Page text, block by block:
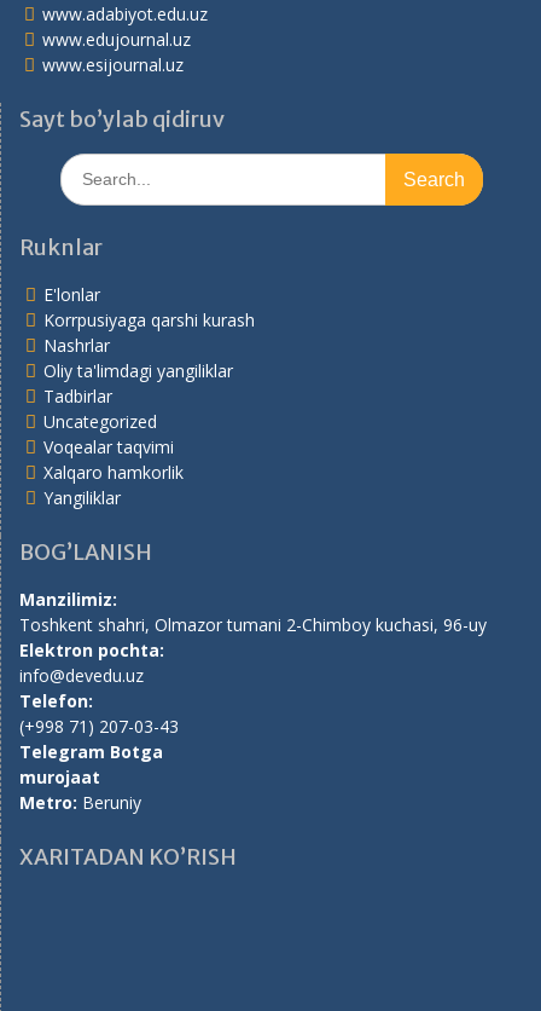
www.adabiyot.edu.uz
www.edujournal.uz
www.esijournal.uz
Sayt bo’ylab qidiruv
Search
for:
Ruknlar
E'lonlar
Korrpusiyaga qarshi kurash
Nashrlar
Oliy ta'limdagi yangiliklar
Tadbirlar
Uncategorized
Voqealar taqvimi
Xalqaro hamkorlik
Yangiliklar
BOG’LANISH
Manzilimiz:
Toshkent shahri, Olmazor tumani 2-Chimboy kuchasi, 96-uy
Elektron pochta:
info@devedu.uz
Telefon:
(+998 71) 207-03-43
Telegram Botga
murojaat
Metro: Beruniy
XARITADAN KO’RISH